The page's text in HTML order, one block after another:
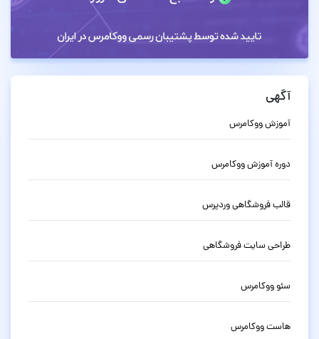
آگهی
آموزش ووکامرس
دوره آموزش ووکامرس
قالب فروشگاهی وردپرس
طراحی سایت فروشگاهی
سئو ووکامرس
هاست ووکامرس